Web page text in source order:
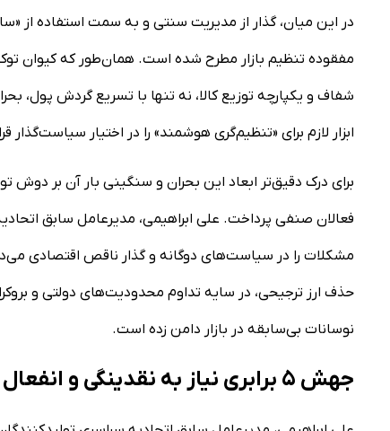
در این میان، گذار از مدیریت سنتی و به سمت استفاده از
مفقوده تنظیم بازار مطرح شده است. همان‌طور که کیوان
شفاف و یکپارچه توزیع کالا، نه تنها با تسریع گردش پول،
ابزار لازم برای «تنظیم‌گری هوشمند» را در اختیار
برای درک دقیق‌تر ابعاد این بحران و سنگینی بار آن بر دوش
فعالان صنفی پرداخت. علی ابراهیمی، مدیرعامل سابق
مشکلات را در سیاست‌های دوگانه و گذار ناقص اقتصادی
حذف ارز ترجیحی، در سایه تداوم محدودیت‌های دولتی و
نوسانات بی‌سابقه در بازار دامن زده است.
جهش ۵ برابری نیاز به نقدینگی و انفعال سیستم بانک